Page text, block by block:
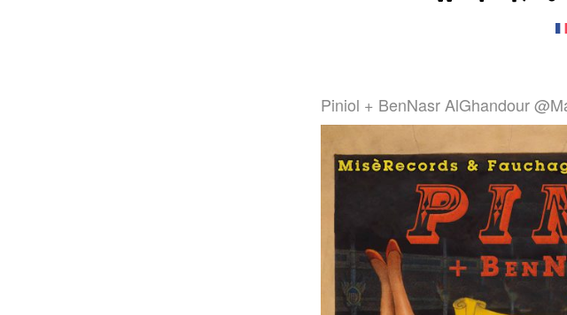
Piniol + BenNasr AlGhandour